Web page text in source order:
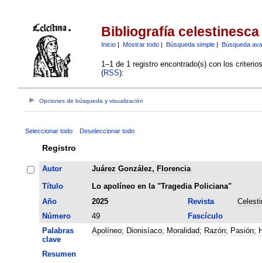
Bibliografía celestinesca
Inicio| Mostrar todo| Búsqueda simple| Búsqueda
1–1 de 1 registro encontrado(s) con los
(RSS):
Opciones de búsqueda y visualización
Seleccionar todo Deseleccionar todo
Registro
Autor
Juárez González, Florencia
Título
Lo apolíneo en la "Tragedia Policiana"
Año
2025 Revista
Número
49
Fascículo
Palabras
clave
Apolíneo; Dionisíaco; Moralidad; Razón; Pasión;
Resumen